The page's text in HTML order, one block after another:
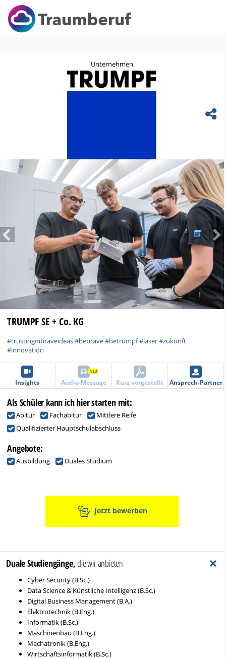
Unternehmen
TRUMPF SE + Co. KG
#trustinginbraveideas #bebrave #betrumpf #laser #zukunft
#innovation
Insights Audio-Message Kurz vorgestellt Ansprech-Partner
Als Schüler kann ich hier starten mit:
Abitur Fachabitur
Mittlere Reife
Qualifizierter Hauptschulabschluss
Angebote:
Ausbildung Duales Studium
Jetzt bewerben
Duale Studiengänge,die wir anbieten +
Cyber Security (B.Sc.)
Data Science & Künstliche Intelligenz (B.Sc.)
Digital Business Management (B.A.)
Elektrotechnik (B.Eng.)
Informatik (B.Sc.)
Maschinenbau (B.Eng.)
Mechatronik (B.Eng.)
Wirtschaftsinformatik (B.Sc.)